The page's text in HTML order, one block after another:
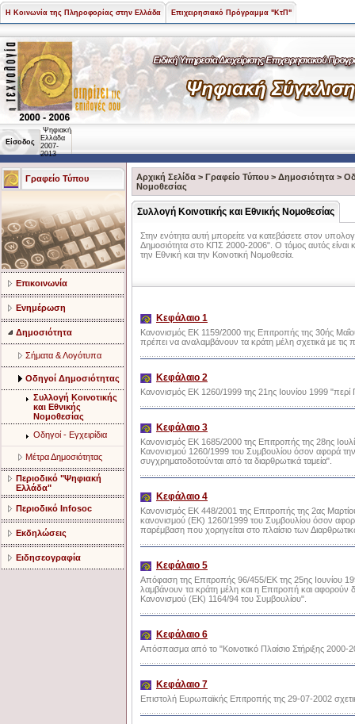
Η Κοινωνία της Πληροφορίας στην Ελλάδα Επιχειρησιακό Πρόγραμμα "ΚτΠ"
Είσοδος
Ψηφιακή
Ελλάδα
2007-
2013
Γραφείο Τύπου
Επικοινωνία
Ενημέρωση
Δημοσιότητα
Σήματα & Λογότυπα
Οδηγοί Δημοσιότητας
Συλλογή Κοινοτικής
και Εθνικής
Νομοθεσίας
Οδηγοί - Εγχειρίδια
Μέτρα Δημοσιότητας
Περιοδικό "Ψηφιακή
Ελλάδα"
Περιοδικό Infosoc
Εκδηλώσεις
Ειδησεογραφία
Αρχική Σελίδα > Γραφείο Τύπου > Δημοσιότητα >
Νομοθεσίας
Συλλογή Κοινοτικής και Εθνικής Νομοθεσίας
Στην ενότητα αυτή μπορείτε να κατεβάσετε στον
Δημοσιότητα στο ΚΠΣ 2000-2006". Ο τόμος αυτός είναι
την Εθνική και την Κοινοτική Νομοθεσία.
Κεφάλαιο 1
Κανονισμός ΕΚ 1159/2000 της Επιτροπής της 30ής
πρέπει να αναλαμβάνουν τα κράτη μέλη σχετικά με τις
Κεφάλαιο 2
Κανονισμός ΕΚ 1260/1999 της 21ης Ιουνίου 1999 "περί
Κεφάλαιο 3
Κανονισμός ΕΚ 1685/2000 της Επιτροπής της 28ης
Κανονισμού 1260/1999 του Συμβουλίου όσον αφορά
συγχρηματοδοτούνται από τα διαρθρωτικά ταμεία".
Κεφάλαιο 4
Κανονισμός ΕΚ 448/2001 της Επιτροπής της 2ας
κανονισμού (ΕΚ) 1260/1999 του Συμβουλίου όσον
παρέμβαση που χορηγείται στο πλαίσιο των
Κεφάλαιο 5
Απόφαση της Επιτροπής 96/455/ΕΚ της 25ης Ιουνίου
λαμβάνουν τα κράτη μέλη και η Επιτροπή και αφορούν
Κανονισμού (ΕΚ) 1164/94 του Συμβουλίου".
Κεφάλαιο 6
Απόσπασμα από το "Κοινοτικό Πλαίσιο Στήριξης 2000-
Κεφάλαιο 7
Επιστολή Ευρωπαϊκής Επιτροπής της 29-07-2002